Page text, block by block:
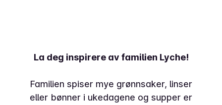
La deg inspirere av familien Lyche!
Familien spiser mye grønnsaker, linser
eller bønner i ukedagene og supper er